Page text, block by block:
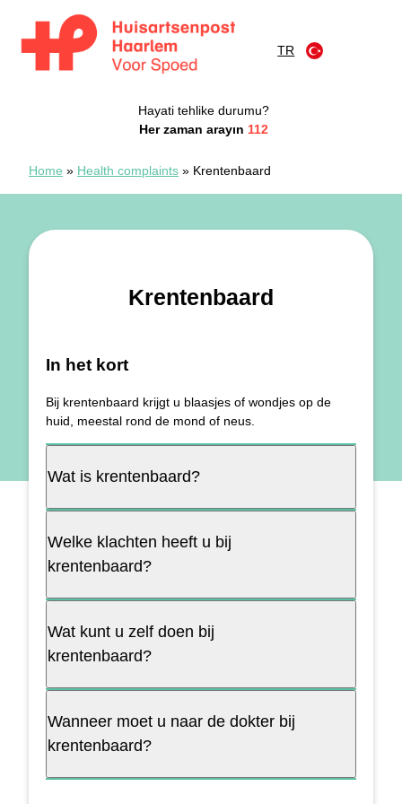
TR
Hayati tehlike durumu?
Her zaman arayın 112
Home » Health complaints » Krentenbaard
Krentenbaard
In het kort
Bij krentenbaard krijgt u blaasjes of wondjes op de
huid, meestal rond de mond of neus.
Wat is krentenbaard?
Welke klachten heeft u bij
krentenbaard?
Wat kunt u zelf doen bij
krentenbaard?
Wanneer moet u naar de dokter bij
krentenbaard?